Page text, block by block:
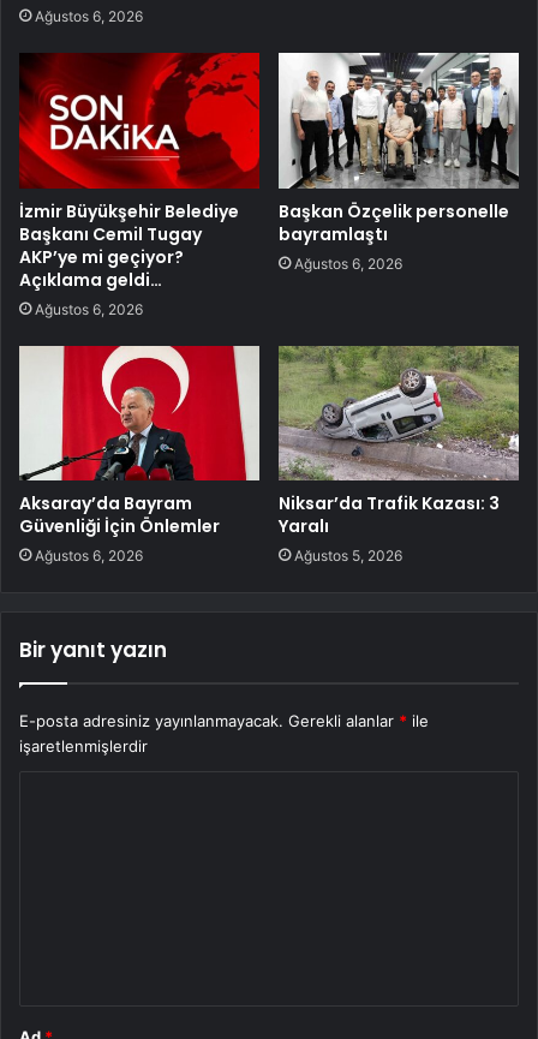
Ağustos 6, 2026
İzmir Büyükşehir Belediye
Başkanı Cemil Tugay
AKP’ye mi geçiyor?
Açıklama geldi…
Ağustos 6, 2026
Başkan Özçelik personelle
bayramlaştı
Ağustos 6, 2026
Aksaray’da Bayram
Güvenliği İçin Önlemler
Ağustos 6, 2026
Niksar’da Trafik Kazası: 3
Yaralı
Ağustos 5, 2026
Bir yanıt yazın
E-posta adresiniz yayınlanmayacak. Gerekli alanlar * ile
işaretlenmişlerdir